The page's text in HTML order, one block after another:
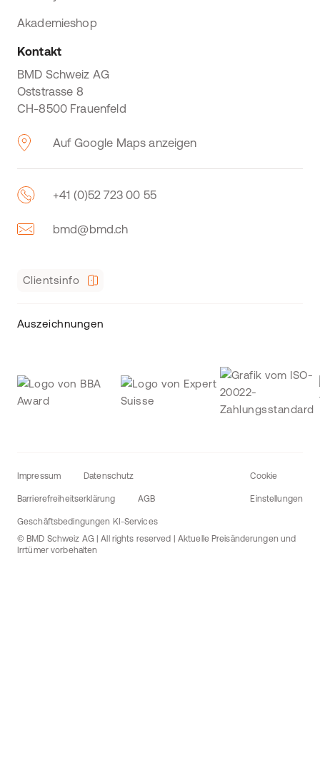
Akademieshop
Kontakt
BMD Schweiz AG
Oststrasse 8
CH-8500 Frauenfeld
Auf Google Maps anzeigen
+41 (0)52 723 00 55
bmd@bmd.ch
Clientsinfo
Auszeichnungen
Impressum Datenschutz
Barrierefreiheitserklärung AGB
Geschäftsbedingungen KI-Services
Cookie
Einstellungen
© BMD Schweiz AG | All rights reserved | Aktuelle Preisänderungen und
Irrtümer vorbehalten